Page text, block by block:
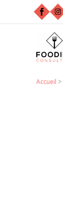
contenu
Accueil >